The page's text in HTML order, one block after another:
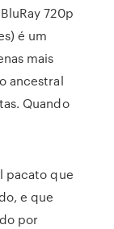
720p
é um
mais
ancestral
Quando
pacato que
e que
por